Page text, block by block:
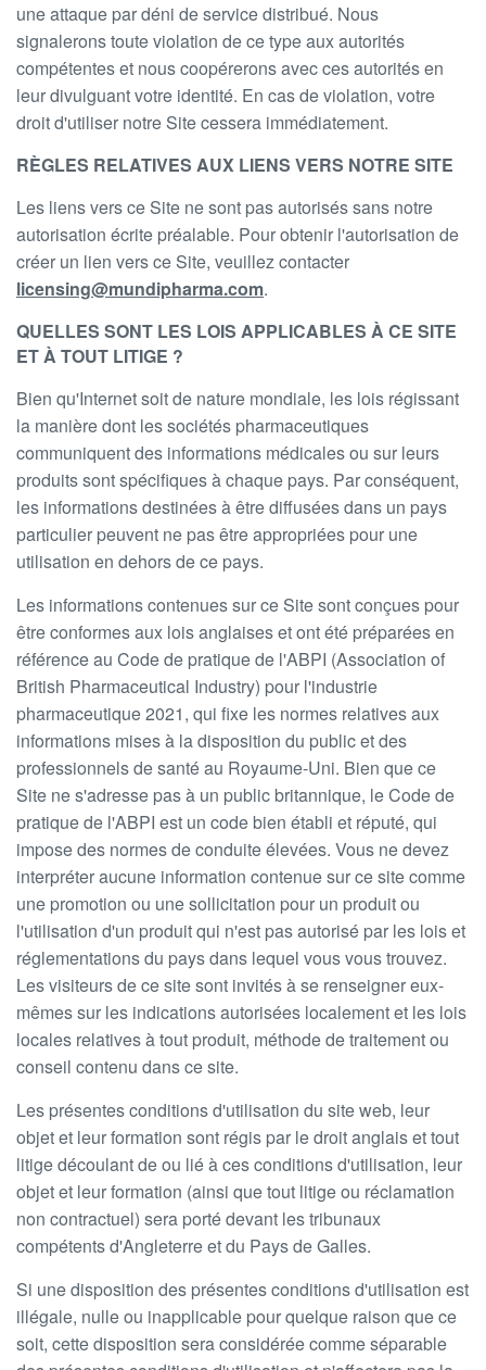
une attaque par déni de service distribué. Nous
signalerons toute violation de ce type aux autorités
compétentes et nous coopérerons avec ces autorités en
leur divulguant votre identité. En cas de violation, votre
droit d'utiliser notre Site cessera immédiatement.
RÈGLES RELATIVES AUX LIENS VERS NOTRE SITE
Les liens vers ce Site ne sont pas autorisés sans notre
autorisation écrite préalable. Pour obtenir l'autorisation de
créer un lien vers ce Site, veuillez contacter
licensing@mundipharma.com.
QUELLES SONT LES LOIS APPLICABLES À CE SITE
ET À TOUT LITIGE ?
Bien qu'Internet soit de nature mondiale, les lois régissant
la manière dont les sociétés pharmaceutiques
communiquent des informations médicales ou sur leurs
produits sont spécifiques à chaque pays. Par conséquent,
les informations destinées à être diffusées dans un pays
particulier peuvent ne pas être appropriées pour une
utilisation en dehors de ce pays.
Les informations contenues sur ce Site sont conçues pour
être conformes aux lois anglaises et ont été préparées en
référence au Code de pratique de l'ABPI (Association of
British Pharmaceutical Industry) pour l'industrie
pharmaceutique 2021, qui fixe les normes relatives aux
informations mises à la disposition du public et des
professionnels de santé au Royaume-Uni. Bien que ce
Site ne s'adresse pas à un public britannique, le Code de
pratique de l'ABPI est un code bien établi et réputé, qui
impose des normes de conduite élevées. Vous ne devez
interpréter aucune information contenue sur ce site comme
une promotion ou une sollicitation pour un produit ou
l'utilisation d'un produit qui n'est pas autorisé par les lois et
réglementations du pays dans lequel vous vous trouvez.
Les visiteurs de ce site sont invités à se renseigner eux-
mêmes sur les indications autorisées localement et les lois
locales relatives à tout produit, méthode de traitement ou
conseil contenu dans ce site.
Les présentes conditions d'utilisation du site web, leur
objet et leur formation sont régis par le droit anglais et tout
litige découlant de ou lié à ces conditions d'utilisation, leur
objet et leur formation (ainsi que tout litige ou réclamation
non contractuel) sera porté devant les tribunaux
compétents d'Angleterre et du Pays de Galles.
Si une disposition des présentes conditions d'utilisation est
illégale, nulle ou inapplicable pour quelque raison que ce
soit, cette disposition sera considérée comme séparable